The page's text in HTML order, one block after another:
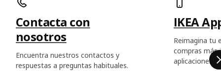
Contacta con
nosotros
Encuentra nuestros contactos y
respuestas a preguntas habituales.
IKEA
Reimagina tu
compras más
aplicaciones